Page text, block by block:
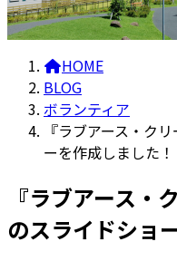
HOME
BLOG
ボランティア
『ラブアース・ク
ーを作成しました！
『ラブアース・
のスライドショ